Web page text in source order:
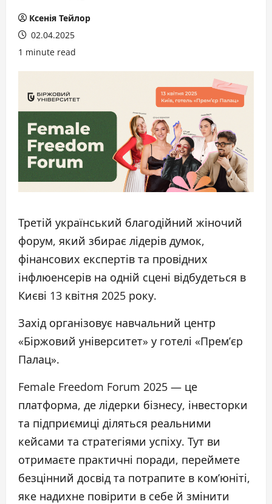
Ксенія Тейлор
02.04.2025
1 minute read
Третій український благодійний жіночий
форум, який збирає лідерів думок,
фінансових експертів та провідних
інфлюенсерів на одній сцені відбудеться в
Києві 13 квітня 2025 року.
Захід організовує навчальний центр
«Біржовий університет» у готелі «Прем’єр
Палац».
Female Freedom Forum 2025 — це
платформа, де лідерки бізнесу, інвесторки
та підприємиці діляться реальними
кейсами та стратегіями успіху. Тут ви
отримаєте практичні поради, переймете
безцінний досвід та потрапите в ком’юніті,
яке надихне повірити в себе й змінити